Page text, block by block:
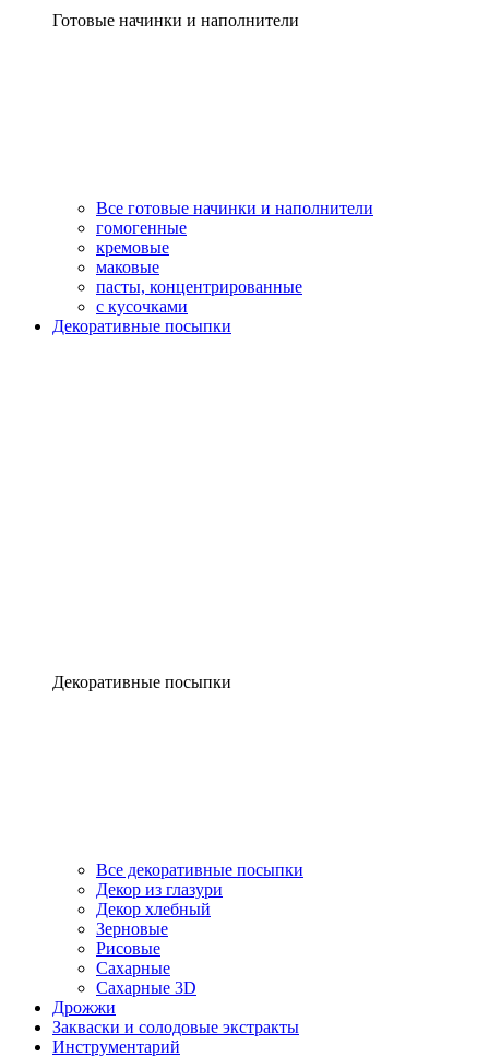
Готовые начинки и наполнители
Все готовые начинки и наполнители
гомогенные
кремовые
маковые
пасты, концентрированные
с кусочками
Декоративные посыпки
Декоративные посыпки
Все декоративные посыпки
Декор из глазури
Декор хлебный
Зерновые
Рисовые
Сахарные
Сахарные 3D
Дрожжи
Закваски и солодовые экстракты
Инструментарий